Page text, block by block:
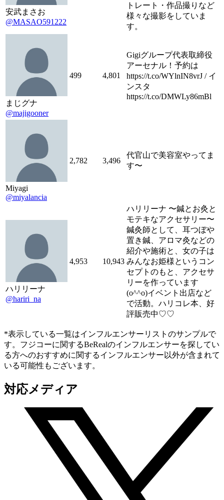
安武まさお
@MASAO591222
トレート・作品撮りなど
様々な撮影をしていま
す。
まじグナ
@majigooner
499 4,801
Gigiグループ代表取締役
アーセナル！予約は
https://t.co/WYlnIN8vrJ / イ
ンスタ
https://t.co/DMWLy86mBl
Miyagi
@miyalancia
2,782 3,496
代官山で美容室やってま
す〜
ハリリーナ
@hariri_na
4,953 10,943
ハリリーナ 〜鍼とお灸と
モテキなアクセサリー〜
鍼灸師として、耳つぼや
置き鍼、アロマ灸などの
紹介や施術と、女の子は
みんなお姫様というコン
セプトのもと、アクセサ
リーを作っています
(o^^o)イベント出店など
で活動。ハリコレ本、好
評販売中♡♡
*表示している一覧はインフルエンサーリストのサンプルで
す。フジコーに関するBeRealのインフルエンサーを探してい
る方へのおすすめに関するインフルエンサー以外が含まれて
いる可能性もございます。
対応メディア